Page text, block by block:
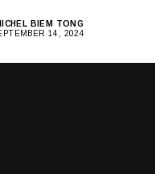
BIEM TONG
14, 2024